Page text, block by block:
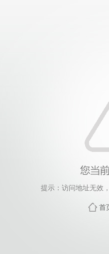
提示：访问地址无效
首